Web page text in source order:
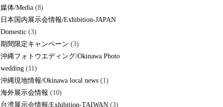
媒体/Media (8)
日本国内展示会情報/Exhibition-JAPAN
Domestic (3)
期間限定キャンペーン (3)
沖縄フォトウエディング/Okinawa Photo
wedding (11)
沖縄現地情報/Okinawa local news (1)
海外展示会情報 (10)
台湾展示会情報/Exhibition-TAIWAN (3)